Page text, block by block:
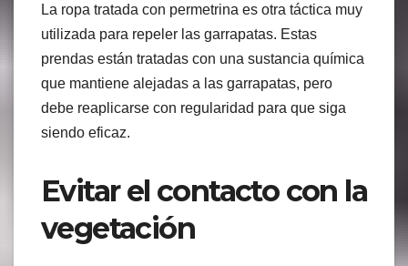
La ropa tratada con permetrina es otra táctica muy
utilizada para repeler las garrapatas. Estas
prendas están tratadas con una sustancia química
que mantiene alejadas a las garrapatas, pero
debe reaplicarse con regularidad para que siga
siendo eficaz.
Evitar el contacto con la
vegetación